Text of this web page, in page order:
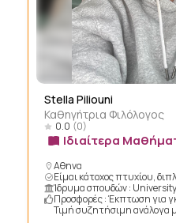
Stella Piliouni
Καθηγήτρια Φιλόλογος
0.0 (0)
Ιδιαίτερα
Αθηνα
Είμαι κάτοχος πτυχίου,
Ίδρυμα σπουδών :
Προσφορές : Έκπτωση για
Τιμή συζητήσιμη ανάλογα